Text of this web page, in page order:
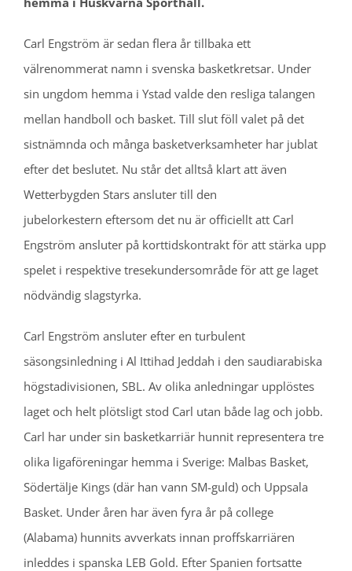
Carl Engström är sedan flera år tillbaka ett
välrenommerat namn i svenska basketkretsar. Under
sin ungdom hemma i Ystad valde den resliga talangen
mellan handboll och basket. Till slut föll valet på det
sistnämnda och många basketverksamheter har jublat
efter det beslutet. Nu står det alltså klart att även
Wetterbygden Stars ansluter till den
jubelorkestern eftersom det nu är officiellt att Carl
Engström ansluter på korttidskontrakt för att stärka upp
spelet i respektive tresekundersområde för att ge laget
nödvändig slagstyrka.
Carl Engström ansluter efter en turbulent
säsongsinledning i Al Ittihad Jeddah i den saudiarabiska
högstadivisionen, SBL. Av olika anledningar upplöstes
laget och helt plötsligt stod Carl utan både lag och jobb.
Carl har under sin basketkarriär hunnit representera tre
olika ligaföreningar hemma i Sverige: Malbas Basket,
Södertälje Kings (där han vann SM-guld) och Uppsala
Basket. Under åren har även fyra år på college
(Alabama) hunnits avverkats innan proffskarriären
inleddes i spanska LEB Gold. Efter Spanien fortsatte